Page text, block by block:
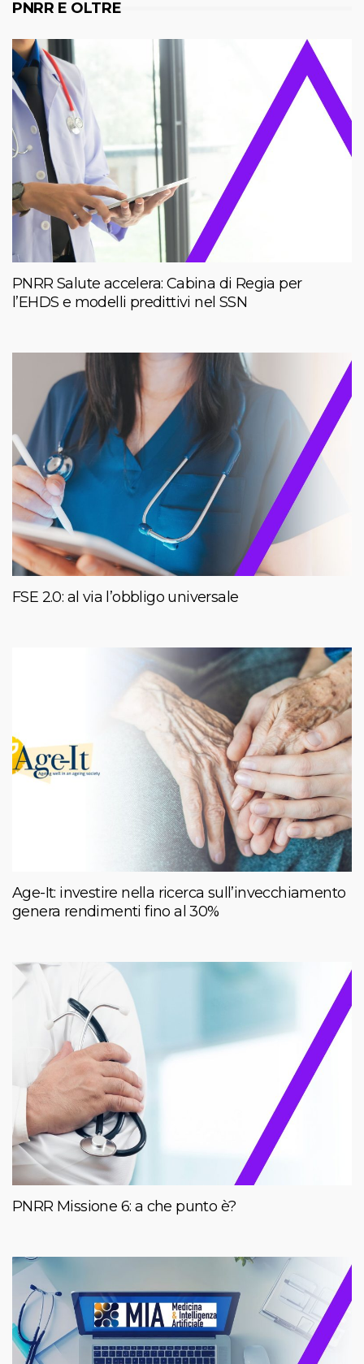
PNRR E OLTRE
PNRR Salute accelera: Cabina di Regia per
l’EHDS e modelli predittivi nel SSN
FSE 2.0: al via l’obbligo universale
Age-It: investire nella ricerca sull’invecchiamento
genera rendimenti fino al 30%
PNRR Missione 6: a che punto è?